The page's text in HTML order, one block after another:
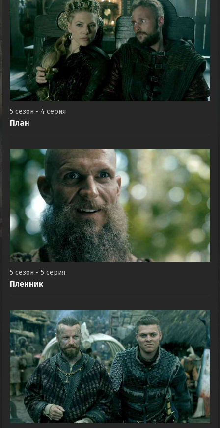
5 сезон - 4 серия
План
5 сезон - 5 серия
Пленник